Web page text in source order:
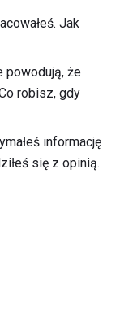
Jak
powodują, że
robisz, gdy
informację
się z opinią.